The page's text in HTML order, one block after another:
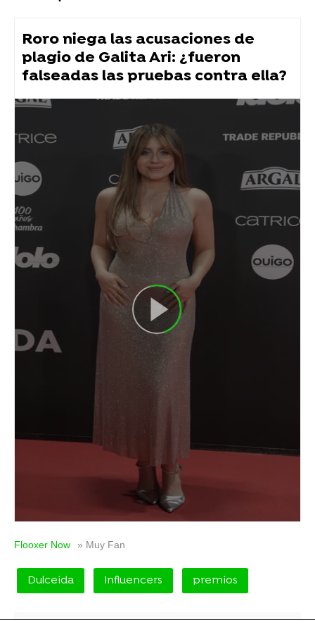
Roro niega las acusaciones de
plagio de Galita Ari: ¿fueron
falseadas las pruebas contra ella?
Flooxer Now » Muy Fan
Dulceida Influencers premios